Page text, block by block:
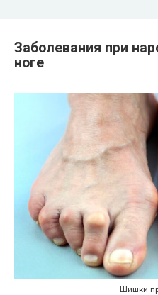
Заболевания при
ноге
Шишки